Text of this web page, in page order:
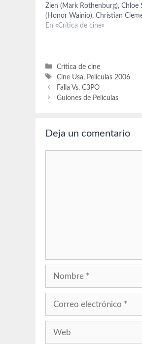
Zien (Mark Rothenburg), Chloe
(Honor Wainio), Christian
(Thomas Burnett), Corey
(Colleen Fraser), Erich Redman
En «Crítica de cine»
Categorías
Crítica de cine
Etiquetas
Cine Usa, Películas 2006
Falla Vs. C3PO
Guiones de Películas
Deja un comentario